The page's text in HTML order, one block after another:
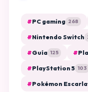
#PC gaming 268
#Nintendo Switch
#Guía 125 #
#PlayStation 5 103
#Pokémon